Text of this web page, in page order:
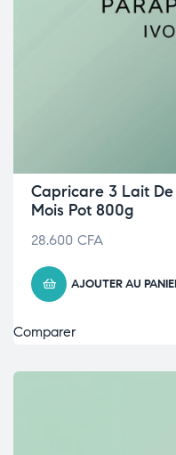
Capricare 3 Lait De
Mois Pot 800g
28.600 CFA
AJOUTER AU
Comparer